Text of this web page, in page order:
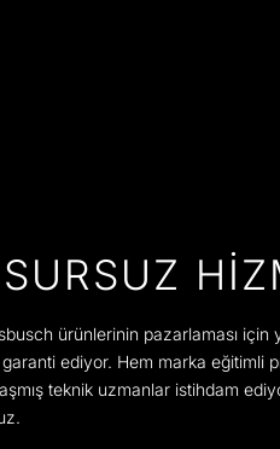
ürünlerinin pazarlaması
ediyor. Hem marka eğitimli
teknik uzmanlar istihdam